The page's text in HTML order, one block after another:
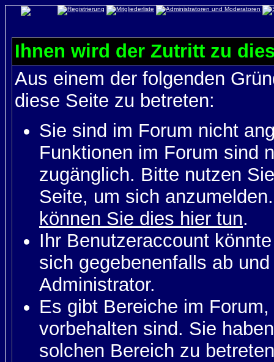
Ihnen wird der Zutritt zu
Aus einem der folgenden
diese Seite zu betreten:
Sie sind im Forum nicht
Funktionen im Forum sind
zugänglich. Bitte nutzen
Seite, um sich
können Sie dies hier tun.
Ihr Benutzeraccount
sich gegebenenfalls ab
Administrator.
Es gibt Bereiche im
vorbehalten sind. Sie
solchen Bereich zu